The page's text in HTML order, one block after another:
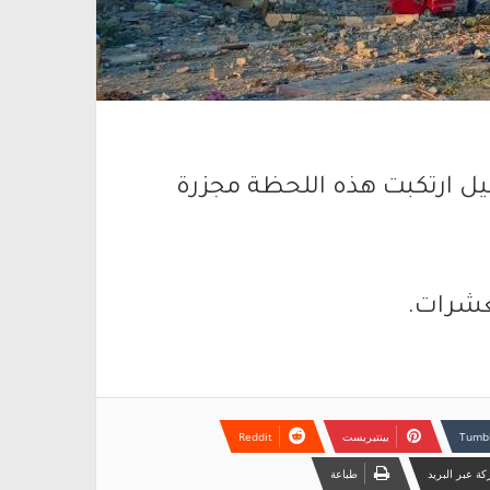
ارتكبت هذه اللحظة مجزرة
بينتيريست
عبر البريد طباعة